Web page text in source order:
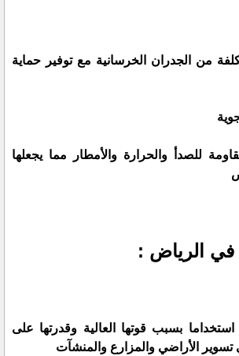
من الجدران الخرسانية مع توفير حماية
للصدأ والحرارة والأمطار مما يجعلها
في الرياض :
استخداما بسبب قوتها العالية وقدرتها على
الأراضي والمزارع والمنشآت